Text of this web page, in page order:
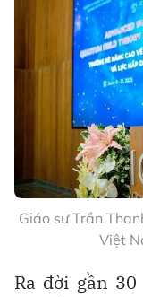
Giáo sư Trần
Việt
Ra đời gần